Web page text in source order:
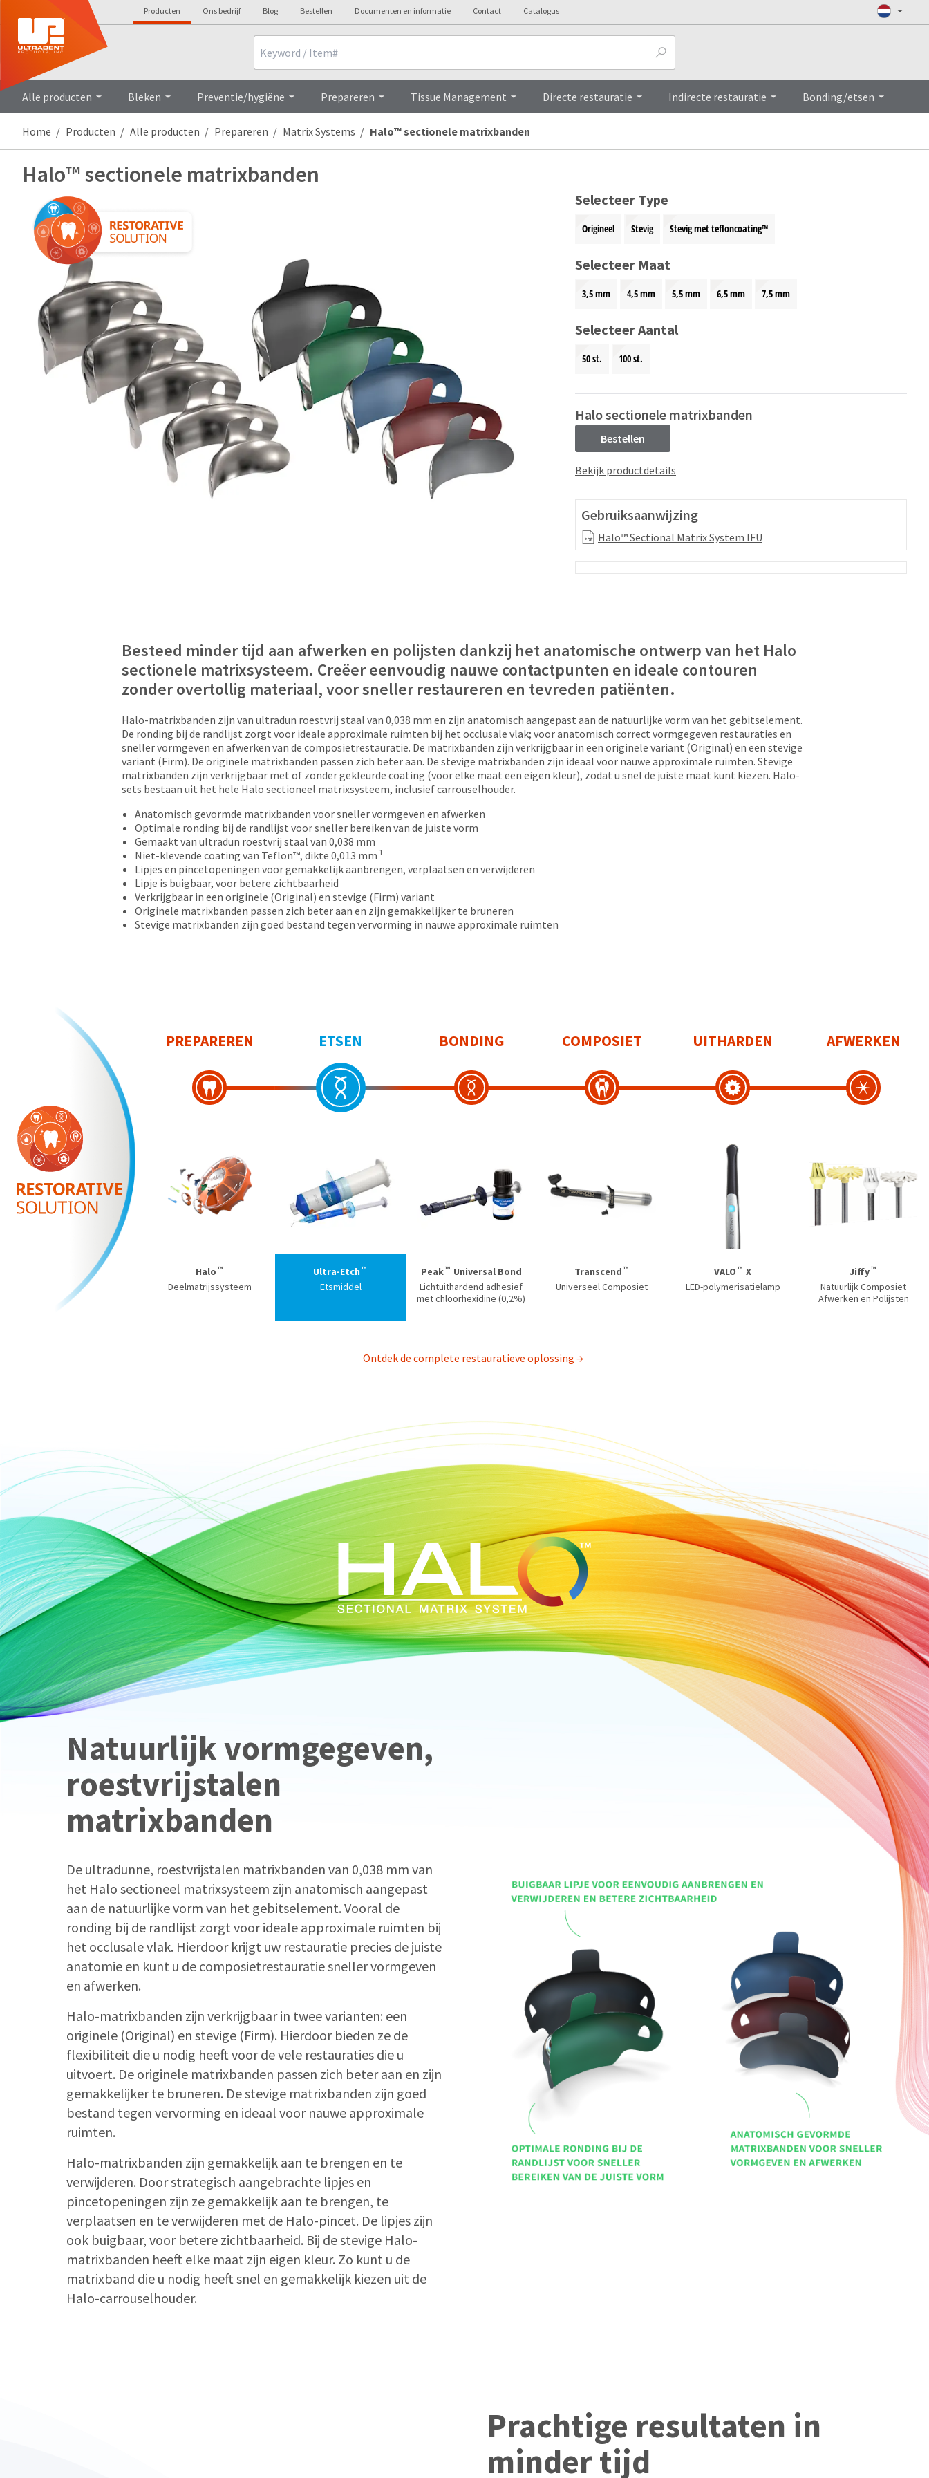
Producten Ons bedrijf Blog Bestellen Documenten en informatie Contact Catalogus
Alle producten Bleken Preventie/hygiëne Prepareren Tissue Management Directe restauratie Indirecte restauratie Bonding/etsen
Home Producten Alle producten Prepareren Matrix Systems Halo™ sectionele matrixbanden
Halo™ sectionele matrixbanden
Selecteer Type
Origineel Stevig Stevig met tefloncoating™
Selecteer Maat
3,5 mm 4,5 mm 5,5 mm 6,5 mm 7,5 mm
Selecteer Aantal
50 st. 100 st.
Halo sectionele matrixbanden
Bestellen
Bekijk productdetails
Gebruiksaanwijzing
Halo™ Sectional Matrix System IFU
Besteed minder tijd aan afwerken en polijsten dankzij het anatomische ontwerp van het Halo
sectionele matrixsysteem. Creëer eenvoudig nauwe contactpunten en ideale contouren
zonder overtollig materiaal, voor sneller restaureren en tevreden patiënten.
Halo-matrixbanden zijn van ultradun roestvrij staal van 0,038 mm en zijn anatomisch aangepast aan de natuurlijke vorm van het gebitselement.
De ronding bij de randlijst zorgt voor ideale approximale ruimten bij het occlusale vlak; voor anatomisch correct vormgegeven restauraties en
sneller vormgeven en afwerken van de composietrestauratie. De matrixbanden zijn verkrijgbaar in een originele variant (Original) en een stevige
variant (Firm). De originele matrixbanden passen zich beter aan. De stevige matrixbanden zijn ideaal voor nauwe approximale ruimten. Stevige
matrixbanden zijn verkrijgbaar met of zonder gekleurde coating (voor elke maat een eigen kleur), zodat u snel de juiste maat kunt kiezen. Halo-
sets bestaan uit het hele Halo sectioneel matrixsysteem, inclusief carrouselhouder.
Anatomisch gevormde matrixbanden voor sneller vormgeven en afwerken
Optimale ronding bij de randlijst voor sneller bereiken van de juiste vorm
Gemaakt van ultradun roestvrij staal van 0,038 mm
Niet-klevende coating van Teflon™, dikte 0,013 mm 1
Lipjes en pincetopeningen voor gemakkelijk aanbrengen, verplaatsen en verwijderen
Lipje is buigbaar, voor betere zichtbaarheid
Verkrijgbaar in een originele (Original) en stevige (Firm) variant
Originele matrixbanden passen zich beter aan en zijn gemakkelijker te bruneren
Stevige matrixbanden zijn goed bestand tegen vervorming in nauwe approximale ruimten
PREPAREREN
Halo ™
Deelmatrijssysteem
ETSEN
Ultra-Etch™
Etsmiddel
BONDING
Peak™ Universal Bond
Lichtuithardend adhesief
met chloorhexidine (0,2%)
COMPOSIET
Transcend ™
Universeel Composiet
UITHARDEN
VALO ™ X
LED-polymerisatielamp
AFWERKEN
Jiffy™
Natuurlijk Composiet
Afwerken en Polijsten
Ontdek de complete restauratieve oplossing →
Natuurlijk vormgegeven,
roestvrijstalen
matrixbanden
De ultradunne, roestvrijstalen matrixbanden van 0,038 mm van
het Halo sectioneel matrixsysteem zijn anatomisch aangepast
aan de natuurlijke vorm van het gebitselement. Vooral de
ronding bij de randlijst zorgt voor ideale approximale ruimten bij
het occlusale vlak. Hierdoor krijgt uw restauratie precies de juiste
anatomie en kunt u de composietrestauratie sneller vormgeven
en afwerken.
Halo-matrixbanden zijn verkrijgbaar in twee varianten: een
originele (Original) en stevige (Firm). Hierdoor bieden ze de
flexibiliteit die u nodig heeft voor de vele restauraties die u
uitvoert. De originele matrixbanden passen zich beter aan en zijn
gemakkelijker te bruneren. De stevige matrixbanden zijn goed
bestand tegen vervorming en ideaal voor nauwe approximale
ruimten.
Halo-matrixbanden zijn gemakkelijk aan te brengen en te
verwijderen. Door strategisch aangebrachte lipjes en
pincetopeningen zijn ze gemakkelijk aan te brengen, te
verplaatsen en te verwijderen met de Halo-pincet. De lipjes zijn
ook buigbaar, voor betere zichtbaarheid. Bij de stevige Halo-
matrixbanden heeft elke maat zijn eigen kleur. Zo kunt u de
matrixband die u nodig heeft snel en gemakkelijk kiezen uit de
Halo-carrouselhouder.
Prachtige resultaten in
minder tijd